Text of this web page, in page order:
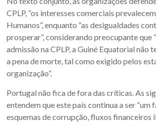
CPLP, “os interesses comerciais
Humanos”, enquanto “as desigualdades
prosperar”, considerando preocupante que
admissão na CPLP, a Guiné Equatorial não
a pena de morte, tal como exigido pelos
organização”.
Portugal não fica de fora das críticas. As
entendem que este país continua a ser “um
esquemas de corrupção, fluxos financeiros